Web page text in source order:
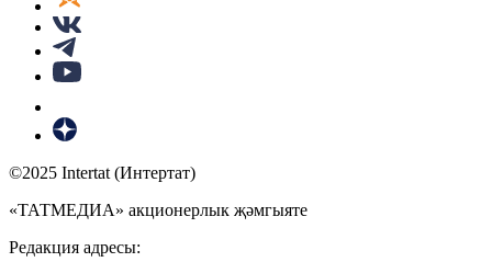
©2025 Intertat (Интертат)
«ТАТМЕДИА» акционерлык җәмгыяте
Редакция адресы: